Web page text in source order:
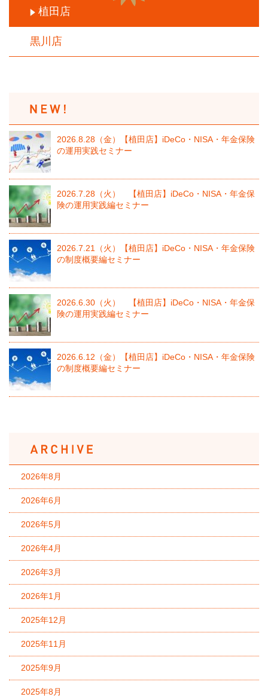
植田店
黒川店
2026.8.28（金）【植田店】iDeCo・NISA・年金保険
の運用実践セミナー
2026.7.28（火） 【植田店】iDeCo・NISA・年金保
険の運用実践編セミナー
2026.7.21（火）【植田店】iDeCo・NISA・年金保険
の制度概要編セミナー
2026.6.30（火） 【植田店】iDeCo・NISA・年金保
険の運用実践編セミナー
2026.6.12（金）【植田店】iDeCo・NISA・年金保険
の制度概要編セミナー
2026年8月
2026年6月
2026年5月
2026年4月
2026年3月
2026年1月
2025年12月
2025年11月
2025年9月
2025年8月